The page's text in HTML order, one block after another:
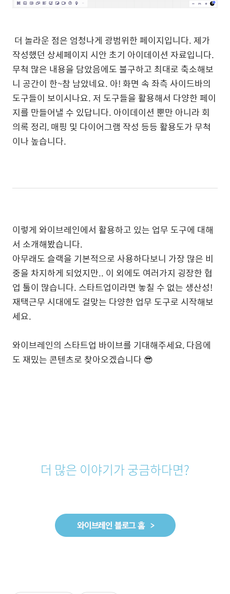
더 놀라운 점은 엄청나게 광범위한 페이지입니다. 제가
작성했던 상세페이지 시안 초기 아이데이션 자료입니다.
무척 많은 내용을 담았음에도 불구하고 최대로 축소해보
니 공간이 한~참 남았네요. 아! 화면 속 좌측 사이드바의
도구들이 보이시나요. 저 도구들을 활용해서 다양한 페이
지를 만들어낼 수 있답니다. 아이데이션 뿐만 아니라 회
의록 정리, 매핑 및 다이어그램 작성 등등 활용도가 무척
이나 높습니다.
이렇게 와이브레인에서 활용하고 있는 업무 도구에 대해
서 소개해봤습니다.
아무래도 슬랙을 기본적으로 사용하다보니 가장 많은 비
중을 차지하게 되었지만.. 이 외에도 여러가지 굉장한 협
업 툴이 많습니다. 스타트업이라면 놓칠 수 없는 생산성!
재택근무 시대에도 걸맞는 다양한 업무 도구로 시작해보
세요.
와이브레인의 스타트업 바이브를 기대해주세요, 다음에
도 재밌는 콘텐츠로 찾아오겠습니다 😎
더 많은 이야기가 궁금하다면?